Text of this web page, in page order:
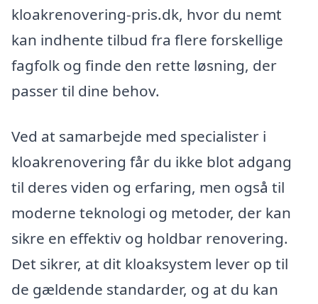
kloakrenovering-pris.dk, hvor du nemt
kan indhente tilbud fra flere forskellige
fagfolk og finde den rette løsning, der
passer til dine behov.
Ved at samarbejde med specialister i
kloakrenovering får du ikke blot adgang
til deres viden og erfaring, men også til
moderne teknologi og metoder, der kan
sikre en effektiv og holdbar renovering.
Det sikrer, at dit kloaksystem lever op til
de gældende standarder, og at du kan